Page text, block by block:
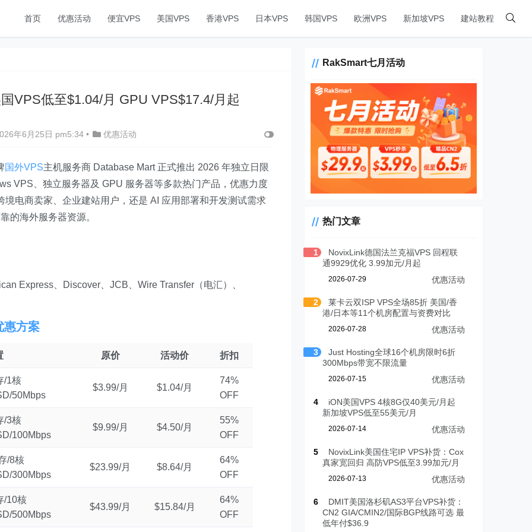
首页 优惠活动 便宜VPS 美国VPS 香港VPS 日本VPS 韩国VPS 欧洲VPS 新加坡VPS 建站教程
VPS低至$1.04/月 GPU VPS$17.4/月起
年6月25日 pm5:34 • 优惠活动
国外VPS主机服务商 Database Mart 正式推出 2026 年独立日限
VPS、独立服务器及 GPU 服务器等多款热门产品，优惠力度
电商卖家、企业建站用户，还是 AI 应用部署和开发测试需求
的海外服务器资源。
Express、Discover、JCB、Wire Transfer（电汇）、
惠方案
原价 活动价 折扣
/1核
50Mbps
$3.99/月 $1.04/月
74%
OFF
/3核
100Mbps
$9.99/月 $4.50/月
55%
OFF
/8核
300Mbps
$23.99/月 $8.64/月
64%
OFF
/10核
500Mbps
$43.99/月 $15.84/月
64%
OFF
RakSmart七月活动
热门文章
1
NovixLink德国法兰克福VPS 回程联
通9929优化 3.99加元/月起
2026-07-29 优惠活动
2
莱卡云双ISP VPS全场85折 美国/香
港/日本等11个机房配置与资费对比
2026-07-28 优惠活动
3
Just Hosting全球16个机房限时6折
300Mbps带宽不限流量
2026-07-15 优惠活动
4
iON美国VPS 4核8G仅40美元/月起
新加坡VPS低至55美元/月
2026-07-14 优惠活动
5
NovixLink美国住宅IP VPS补货：Cox
真家宽回归 高防VPS低至3.99加元/月
2026-07-13 优惠活动
6
DMIT美国洛杉矶AS3平台VPS补货：
CN2 GIA/CMIN2/国际BGP线路可选 最
低年付$36.9